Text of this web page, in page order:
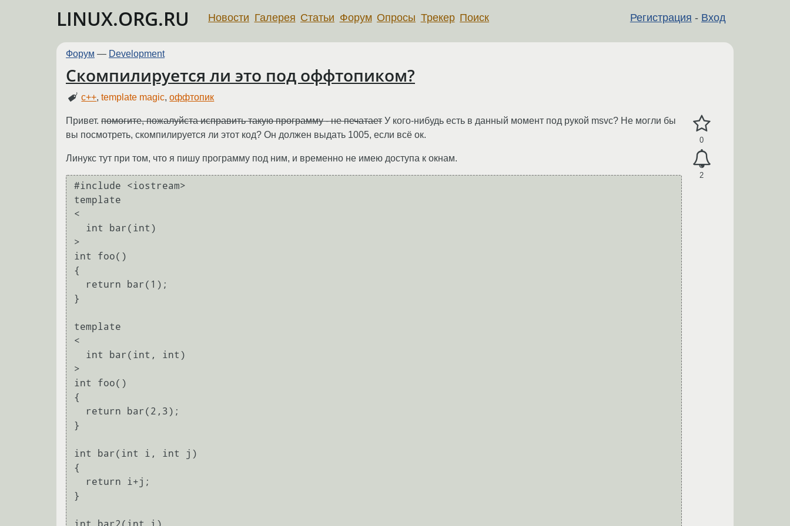
LINUX.ORG.RU Регистрация - Вход
Новости Галерея Статьи Форум Опросы Трекер Поиск
Форум — Development
Скомпилируется ли это под оффтопиком?
c++,template magic,оффтопик
0
2
Привет. помогите, пожалуйста исправить такую программу - не печатает У кого-нибудь есть в данный момент под рукой msvc? Не могли бы
вы посмотреть, скомпилируется ли этот код? Он должен выдать 1005, если всё ок.
Линукс тут при том, что я пишу программу под ним, и временно не имею доступа к окнам.
#include <iostream>
template
<
>
int foo()
{
}
template
<
>
int foo()
{
}
int bar(int i, int j)
{
}